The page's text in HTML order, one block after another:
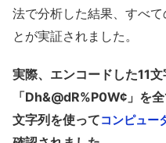
法で分析した結果、すべ
とが実証されました。
実際、エンコードした11
「Dh&@dR%P0W¢」を
文字列を使ってコンピュー